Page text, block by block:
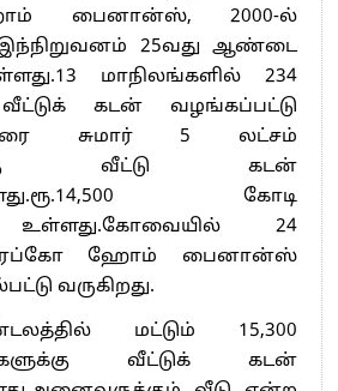
பைனான்ஸ், 2000-ல்
25வது ஆண்டை
மாநிலங்களில் 234
கடன் வழங்கப்பட்டு
சுமார் 5 லட்சம்
வீட்டு கடன்
கோடி
உள்ளது.கோவையில் 24
ஹோம் பைனான்ஸ்
வருகிறது.
மட்டும் 15,300
வீட்டுக் கடன்